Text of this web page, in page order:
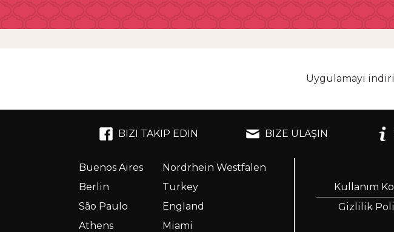
Uygulamayı
BIZI TAKIP EDIN BIZE ULAŞIN
Buenos Aires
Nordrhein Westfalen
Berlin
Turkey
São Paulo
England
Athens
Miami
Kullanım
Gizlilik